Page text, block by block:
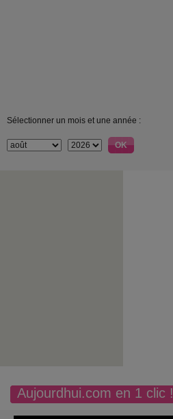
Sélectionner un mois et une année :
Aujourdhui.com en 1 clic !